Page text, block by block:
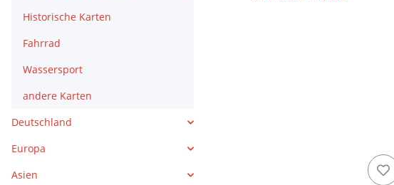
Historische Karten
Fahrrad
Wassersport
andere Karten
Deutschland
Europa
Asien